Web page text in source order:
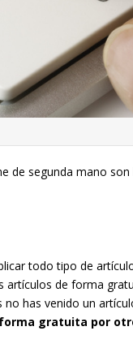
de segunda mano son
todo tipo de
artículos de forma
has venido un
gratuita por